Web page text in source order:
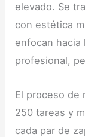
elevado. Se
con estética
enfocan hacia
profesional,
El proceso de
250 tareas y
cada par de